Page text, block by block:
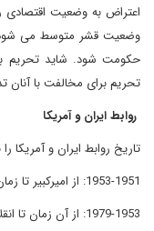
اعتراض به وضعیت اقتصادی
وضعیت قشر متوسط می
حکومت شود. شاید تحریم
تحریم برای مخالفت با
روابط ایران و آمریکا
تاریخ روابط ایران و آمریکا
1953-1951: از امیرکبیر تا زمان مصدق؛ نیروی سوم
1979-1953: از آن زمان تا انقلاب ایران؛ دولت تحصیلدار